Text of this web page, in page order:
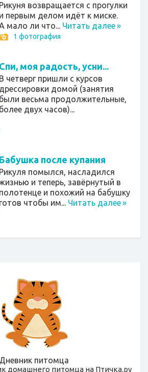
Рикуня возвращается с прогулки
и первым делом идёт к миске.
мало ли что... Читать далее»
1 фотография
Спи, моя радость, усни...
В четверг пришли с курсов
дрессировки домой (занятия
были весьма продолжительные,
более двух часов)...
Бабушка после купания
Рикуля помылся, насладился
и теперь, завёрнутый в
полотенце и похожий на бабушку
готов чтобы им... Читать далее»
Дневник питомца
домашнего питомца на Птичка.ру